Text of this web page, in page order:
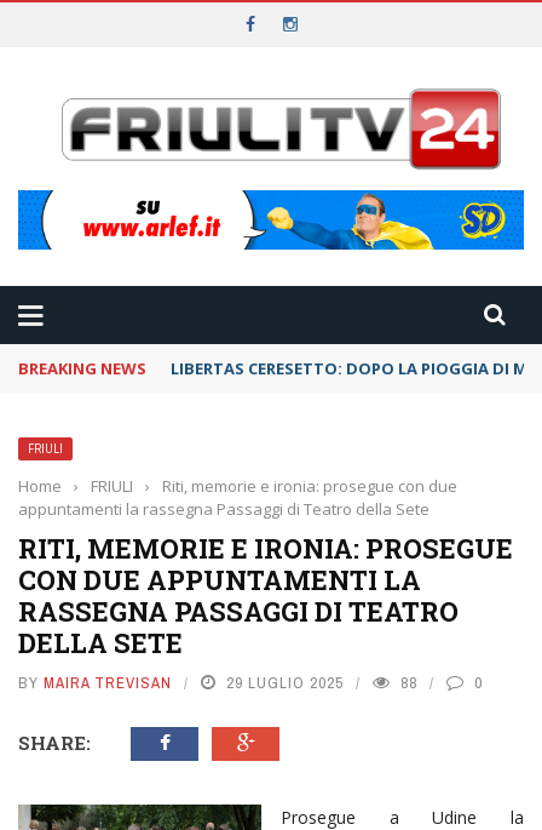
BREAKING NEWS LIBERTAS CERESETTO: DOPO LA PIOGGIA DI
FRIULI
Home › FRIULI ›
Riti, memorie e ironia: prosegue con due
appuntamenti la rassegna Passaggi di Teatro della Sete
RITI, MEMORIE E IRONIA: PROSEGUE
CON DUE APPUNTAMENTI LA
RASSEGNA PASSAGGI DI TEATRO
DELLA SETE
BY MAIRA TREVISAN 29 LUGLIO 2025 88 0
SHARE:
Prosegue a Udine la